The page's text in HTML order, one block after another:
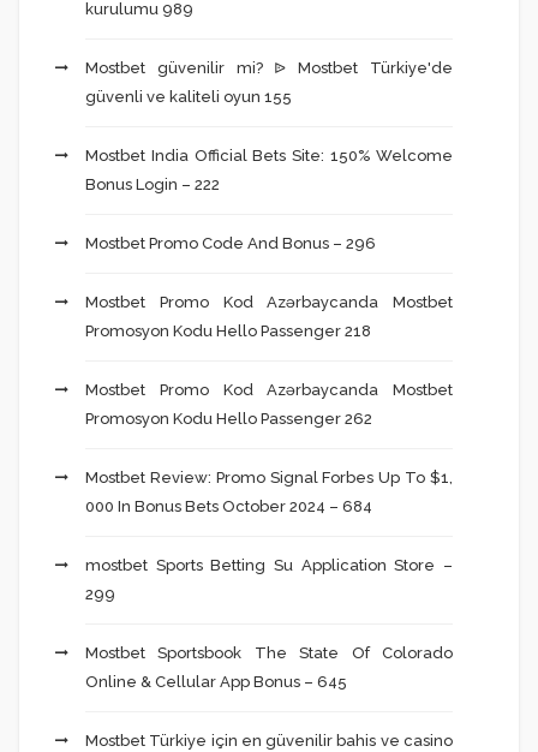
kurulumu 989
Mostbet güvenilir mi? ᐉ Mostbet Türkiye'de
güvenli ve kaliteli oyun 155
Mostbet India Official Bets Site: 150% Welcome
Bonus Login – 222
Mostbet Promo Code And Bonus – 296
Mostbet Promo Kod Azərbaycanda Mostbet
Promosyon Kodu Hello Passenger 218
Mostbet Promo Kod Azərbaycanda Mostbet
Promosyon Kodu Hello Passenger 262
Mostbet Review: Promo Signal Forbes Up To $1,
000 In Bonus Bets October 2024 – 684
‎mostbet Sports Betting Su Application Store –
299
Mostbet Sportsbook The State Of Colorado
Online & Cellular App Bonus – 645
Mostbet Türkiye için en güvenilir bahis ve casino